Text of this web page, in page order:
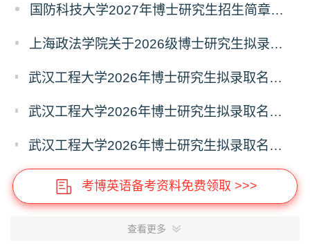
国防科技大学2027年博士研究生招生简章（预发版）
上海政法学院关于2026级博士研究生拟录取后续相关事宜的通知
武汉工程大学2026年博士研究生拟录取名单公示（普通招考）（第四批）
武汉工程大学2026年博士研究生拟录取名单公示（普通招考）（第五批）
武汉工程大学2026年博士研究生拟录取名单公示（普通招考）（第六批）
考博英语备考资料免费领取 >>>
查看更多